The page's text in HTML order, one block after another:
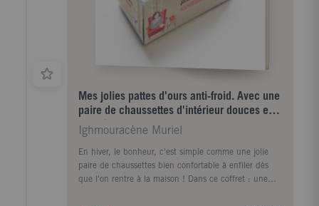
Mes jolies pattes d'ours anti-froid. Avec une
paire de chaussettes d'intérieur douces et
antidérapan
Ighmouracène Muriel
En hiver, le bonheur, c'est simple comme une jolie
paire de chaussettes bien confortable à enfiler dès
que l'on rentre à la maison ! Dans ce coffret : une